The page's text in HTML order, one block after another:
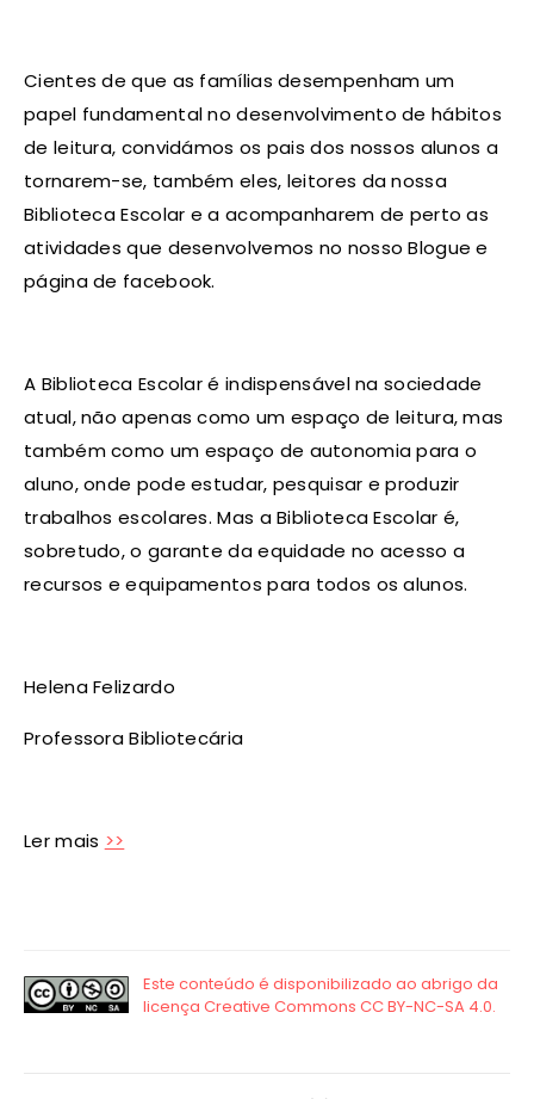
Cientes de que as famílias desempenham um
papel fundamental no desenvolvimento de hábitos
de leitura, convidámos os pais dos nossos alunos a
tornarem-se, também eles, leitores da nossa
Biblioteca Escolar e a acompanharem de perto as
atividades que desenvolvemos no nosso Blogue e
página de facebook.
A Biblioteca Escolar é indispensável na sociedade
atual, não apenas como um espaço de leitura, mas
também como um espaço de autonomia para o
aluno, onde pode estudar, pesquisar e produzir
trabalhos escolares. Mas a Biblioteca Escolar é,
sobretudo, o garante da equidade no acesso a
recursos e equipamentos para todos os alunos.
Helena Felizardo
Professora Bibliotecária
Ler mais >>